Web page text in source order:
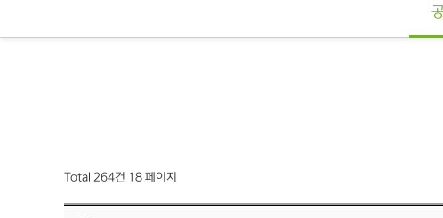
Total 264건 18 페이지